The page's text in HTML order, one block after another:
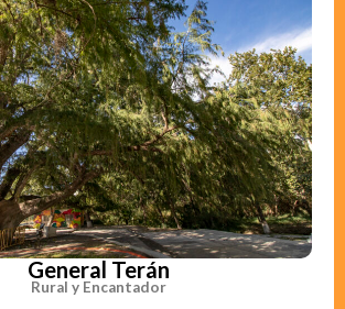
General Terán
Rural y Encantador